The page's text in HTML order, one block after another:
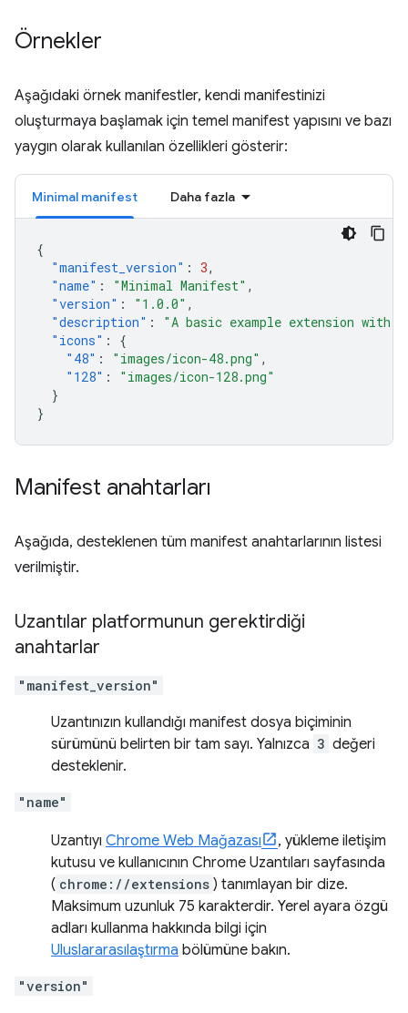
Örnekler
Aşağıdaki örnek manifestler, kendi manifestinizi
oluşturmaya başlamak için temel manifest yapısını ve bazı
yaygın olarak kullanılan özellikleri gösterir:
Minimal manifest Daha fazla
{
"manifest_version" : 3,
"name" : "Minimal Manifest" ,
"version" : "1.0.0" ,
"description" :
"A basic example extension with
"icons" :
{
"48" : "images/icon-48.png" ,
"128" :
"images/icon-128.png"
}
}
Manifest anahtarları
Aşağıda, desteklenen tüm manifest anahtarlarının listesi
verilmiştir.
Uzantılar platformunun gerektirdiği
anahtarlar
"manifest_version"
Uzantınızın kullandığı manifest dosya biçiminin
sürümünü belirten bir tam sayı. Yalnızca 3 değeri
desteklenir.
"name"
Uzantıyı Chrome Web Mağazası
, yükleme iletişim
kutusu ve kullanıcının Chrome Uzantıları sayfasında
( chrome://extensions ) tanımlayan bir dize.
Maksimum uzunluk 75 karakterdir. Yerel ayara özgü
adları kullanma hakkında bilgi için
Uluslararasılaştırma bölümüne bakın.
"version"